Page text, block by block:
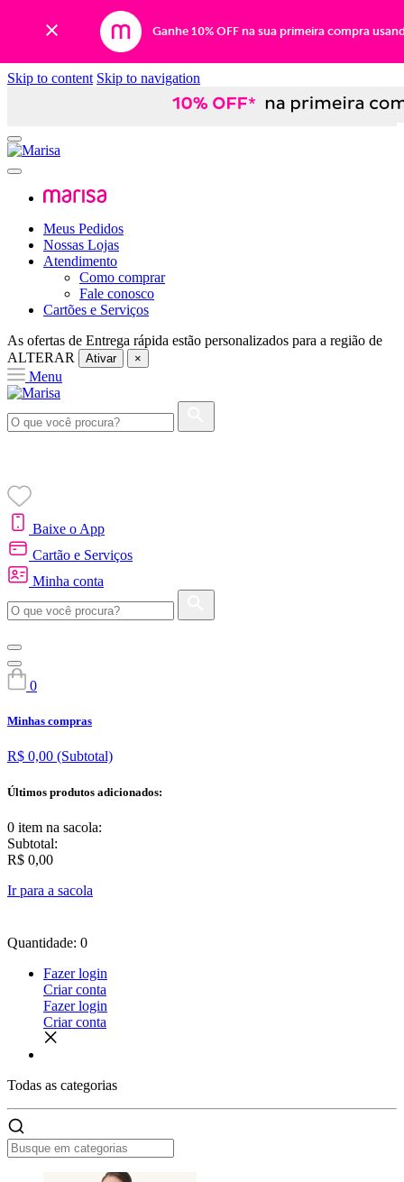
Ganhe 10% OFF na sua primeira compra
Skip to content Skip to navigation
Meus Pedidos
Nossas Lojas
Atendimento
Como comprar
Fale conosco
Cartões e Serviços
As ofertas de Entrega rápida estão personalizados para a região de
ALTERAR
Ativar ×
Menu
Baixe o App
Cartão e Serviços
Minha conta
0
Minhas compras
R$ 0,00 (Subtotal)
Últimos produtos adicionados:
0 item na sacola:
Subtotal:
R$ 0,00
Ir para a sacola
Quantidade: 0
Fazer login
Criar conta
Fazer login
Criar conta
Todas as categorias